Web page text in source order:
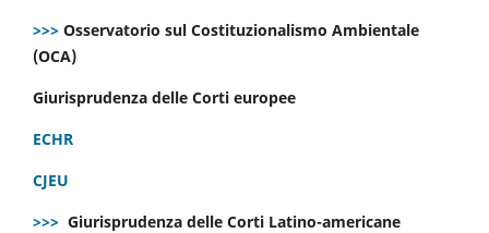
>>> Osservatorio sul Costituzionalismo Ambientale
(OCA)
Giurisprudenza delle Corti europee
ECHR
CJEU
>>> Giurisprudenza delle Corti Latino-americane